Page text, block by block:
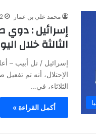
محمد علي بن عمار 2 مايو، 2023
إسرائيل : دوي
الثالثة خلال
إسرائيل / تل أبيب –
الإحتلال، أنه تم تفعيل
الثلاثاء، في…
أكمل القراءة »